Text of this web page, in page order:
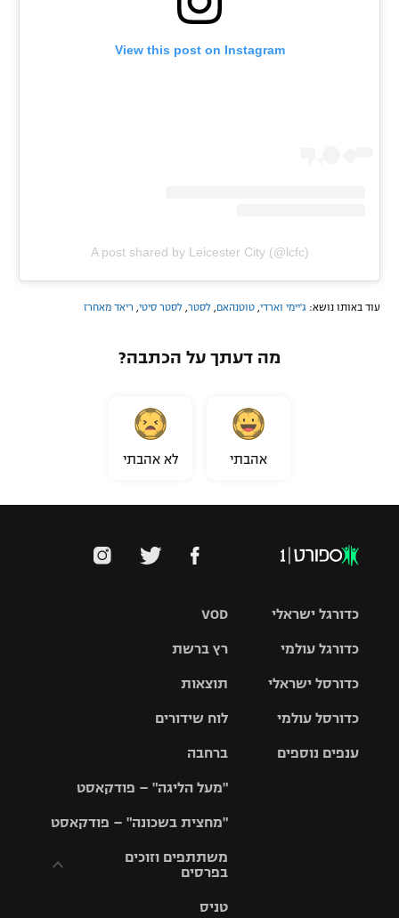
View this post on Instagram
A post shared by Leicester City (@lcfc)
עוד באותו נושא: ג'יימי וארדי טוטנהאם לסטר לסטר סיטי ריאד מאחרז
מה דעתך על הכתבה?
אהבתי לא אהבתי
VOD
רץ ברשת
תוצאות
לוח שידורים
ברחבה
"מעל הליגה" – פודקאסט
"מחצית בשכונה" – פודקאסט
משתתפים וזוכים
בפרסים
טניס
כדורגל ישראלי
גביע הטוטו
כדורגל עולמי
האלופות
ליגה
כדורסל ישראלי
סל
כדורסל עולמי
ענפים נוספים